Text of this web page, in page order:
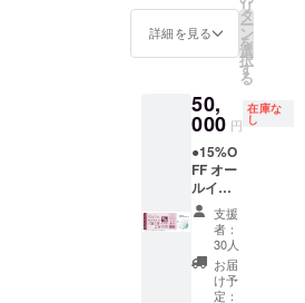
セル・
ノー
ショー
：
100％」
とさせ
ていた
だきま
す。 ※
ハイ
シーズ
ン
(12/24-
1/10、
5/1-
5/7、
8/1-
【2022
年4月か
ら2023
年3月31
でにな
りま
す。 ※
ご予約
は21年3
月頃よ
りご購
入者先
行予約
の受付
を開始
させて
泉入り
放題で
す。 ロ
ゴ入り
ルバッ
テリー
付き。
専属コ
ンシェ
ルジュ
(バト
ラー)付
き。 ※
利用期
限は
【2022
す。最
大26名
まで宿
泊可
（通常
販売価
格：通
常
910000
円〜）
最大26
名まで
宿泊可
能。 平
日だけ
でな
切宿泊
チケッ
ト＋】
●企業名
前を施
設内に
掲載し
ます。
(1年間)
●オリジ
ナルモ
バイル
バッテ
リー ●
お礼の
メール
詳細を見る
リ
タ
ー
ン
を
選
択
す
る
50,
000 円
在庫な
し
●15%O
FF オー
ルイン
クルー
シブ付
【ドー
ムホテ
ル型グ
支援
者：
30人
お届
け予
定：